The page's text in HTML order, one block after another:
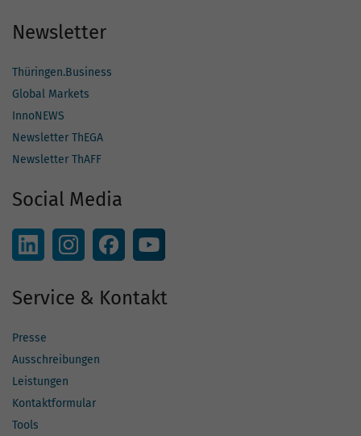
Newsletter
Thüringen.Business
Global Markets
InnoNEWS
Newsletter ThEGA
Newsletter ThAFF
Social Media
Service & Kontakt
Presse
Ausschreibungen
Leistungen
Kontaktformular
Tools